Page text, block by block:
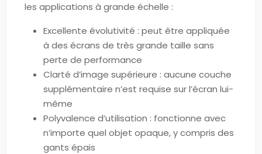
les applications à grande échelle :
Excellente évolutivité : peut être appliquée
à des écrans de très grande taille sans
perte de performance
Clarté d’image supérieure : aucune couche
supplémentaire n’est requise sur l’écran lui-
même
Polyvalence d’utilisation : fonctionne avec
n’importe quel objet opaque, y compris des
gants épais